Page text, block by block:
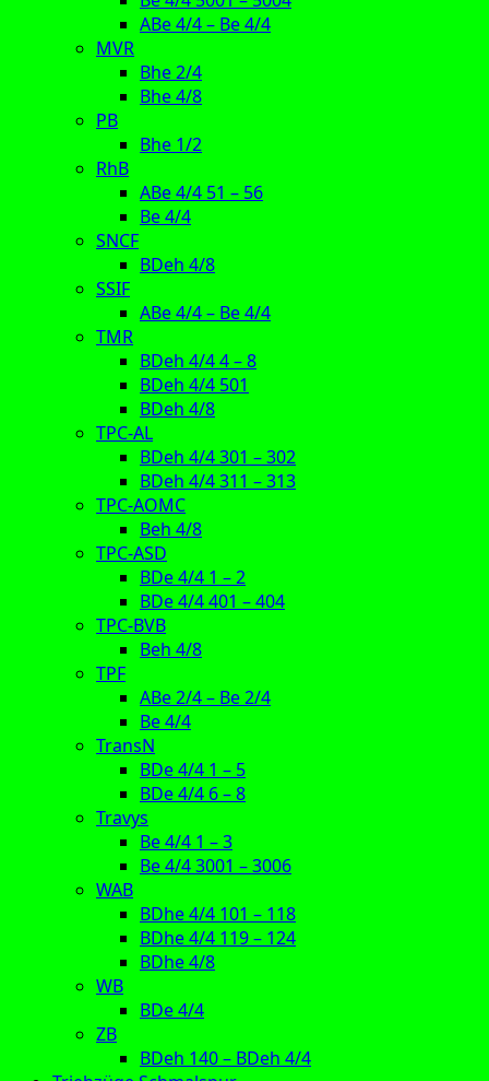
ABe 4/4 – Be 4/4
MVR
Bhe 2/4
Bhe 4/8
PB
Bhe 1/2
RhB
ABe 4/4 51 – 56
Be 4/4
SNCF
BDeh 4/8
SSIF
ABe 4/4 – Be 4/4
TMR
BDeh 4/4 4 – 8
BDeh 4/4 501
BDeh 4/8
TPC-AL
BDeh 4/4 301 – 302
BDeh 4/4 311 – 313
TPC-AOMC
Beh 4/8
TPC-ASD
BDe 4/4 1 – 2
BDe 4/4 401 – 404
TPC-BVB
Beh 4/8
TPF
ABe 2/4 – Be 2/4
Be 4/4
TransN
BDe 4/4 1 – 5
BDe 4/4 6 – 8
Travys
Be 4/4 1 – 3
Be 4/4 3001 – 3006
WAB
BDhe 4/4 101 – 118
BDhe 4/4 119 – 124
BDhe 4/8
WB
BDe 4/4
ZB
BDeh 140 – BDeh 4/4